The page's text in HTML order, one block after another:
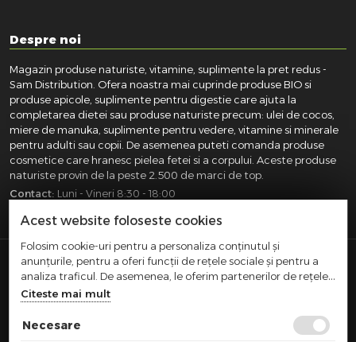
Despre noi
Magazin produse naturiste, vitamine, suplimente la pret redus -
Sam Distribution. Ofera noastra mai cuprinde produse BIO si
produse apicole, suplimente pentru digestie care ajuta la
completarea dietei sau produse naturiste precum: ulei de cocos,
miere de manuka, suplimente pentru vedere, vitamine si minerale
pentru adulti sau copii. De asemenea puteti comanda produse
cosmetice care hranesc pielea fetei si a corpului. Aceste produse
naturiste provin de la peste 2.500 de marci de top.
Contact: Luni - Vineri 8:30 - 18:00
SAM DISTRIBUTION S.R.L.- Registrul Comertului:
J40/10004/2002, Cod fiscal: RO14935035, Adresa: Str.
Dimieni, nr. 7, Bucuresti, sector 5.
standurilor, chioscurilor si pietelor
Acest website foloseste cookies
Folosim cookie-uri pentru a personaliza conținutul și
anunțurile, pentru a oferi funcții de rețele sociale și pentru a
analiza traficul. De asemenea, le oferim partenerilor de rețele
sociale, de publicitate și de analize informații cu privire la
modul în care folosiți site-ul nostru. Aceștia le pot combina cu
alte informații oferite de dvs. sau culese în urma folosirii
Citeste mai mult
Necesare